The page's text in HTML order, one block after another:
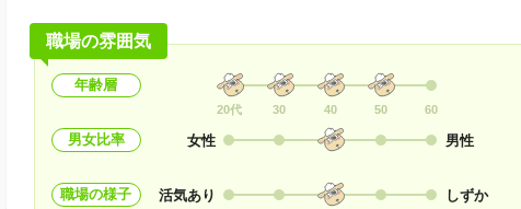
職場の雰囲気
年齢層
20代 30 40 50 60
男女比率 女性 男性
職場の様子 活気あり しずか